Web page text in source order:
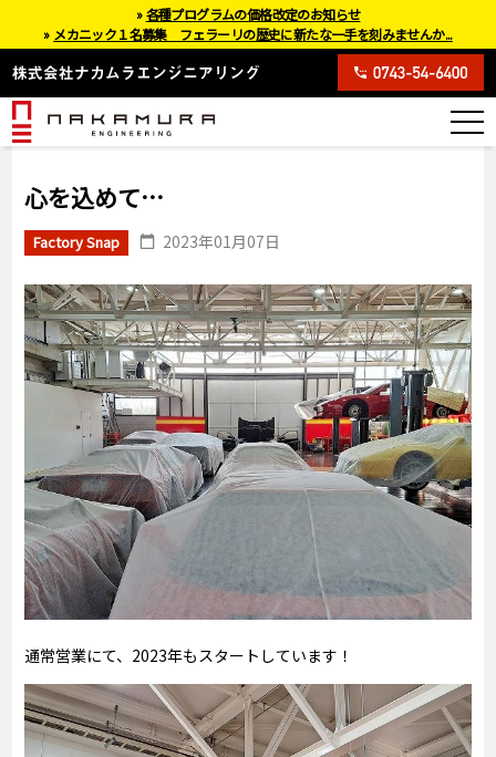
心を込めて…
Factory Snap 2023年01月07日
通常営業にて、2023年もスタートしています！
»各種プログラムの価格改定のお知らせ
» メカニック１名募集 フェラーリの歴史に新たな一手を刻みませんか...